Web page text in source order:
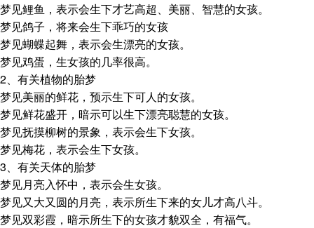
梦见鲤鱼，表示会生下才艺高超、美丽、智慧的女孩。
梦见鸽子，将来会生下乖巧的女孩
梦见蝴蝶起舞，表示会生漂亮的女孩。
梦见鸡蛋，生女孩的几率很高。
2、有关植物的胎梦
梦见美丽的鲜花，预示生下可人的女孩。
梦见鲜花盛开，暗示可以生下漂亮聪慧的女孩。
梦见抚摸柳树的景象，表示会生下女孩。
梦见梅花，表示会生下女孩。
3、有关天体的胎梦
梦见月亮入怀中，表示会生女孩。
梦见又大又圆的月亮，表示所生下来的女儿才高八斗。
梦见双彩霞，暗示所生下的女孩才貌双全，有福气。